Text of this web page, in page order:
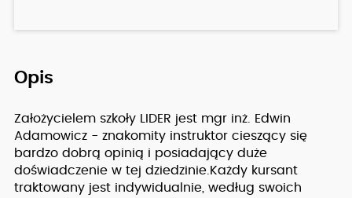
Opis
Założycielem szkoły LIDER jest mgr inż. Edwin
Adamowicz - znakomity instruktor cieszący się
bardzo dobrą opinią i posiadający duże
doświadczenie w tej dziedzinie.Każdy kursant
traktowany jest indywidualnie, według swoich